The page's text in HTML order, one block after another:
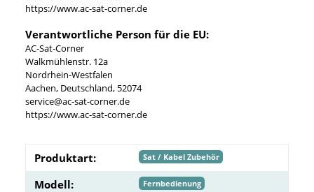
https://www.ac-sat-corner.de
Verantwortliche Person für die EU:
AC-Sat-Corner
Walkmühlenstr. 12a
Nordrhein-Westfalen
Aachen, Deutschland, 52074
service@ac-sat-corner.de
https://www.ac-sat-corner.de
Produktart: Sat / Kabel Zubehör
Modell: Fernbedienung